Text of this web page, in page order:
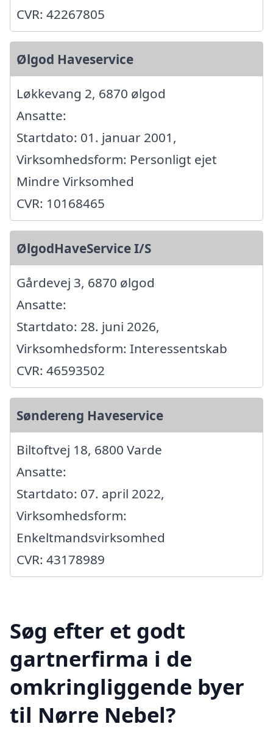
CVR: 42267805
Ølgod Haveservice
Løkkevang 2, 6870 ølgod
Ansatte:
Startdato: 01. januar 2001,
Virksomhedsform: Personligt ejet
Mindre Virksomhed
CVR: 10168465
ØlgodHaveService I/S
Gårdevej 3, 6870 ølgod
Ansatte:
Startdato: 28. juni 2026,
Virksomhedsform: Interessentskab
CVR: 46593502
Søndereng Haveservice
Biltoftvej 18, 6800 Varde
Ansatte:
Startdato: 07. april 2022,
Virksomhedsform:
Enkeltmandsvirksomhed
CVR: 43178989
Søg efter et godt
gartnerfirma i de
omkringliggende byer
til Nørre Nebel?